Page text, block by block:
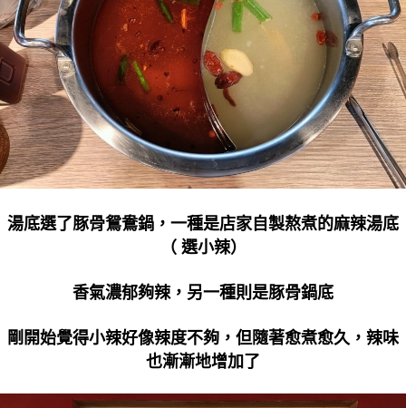
湯底選了豚骨鴛鴦鍋，一種是店家自製熬煮的麻辣湯底
（ 選小辣）
香氣濃郁夠辣，另一種則是豚骨鍋底
剛開始覺得小辣好像辣度不夠，但隨著愈煮愈久，辣味
也漸漸地增加了